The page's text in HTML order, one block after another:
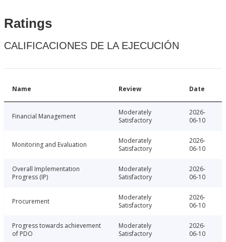
Ratings
CALIFICACIONES DE LA EJECUCIÓN
Name Review Date
Financial Management
Moderately
Satisfactory
2026-
06-10
Monitoring and Evaluation
Moderately
Satisfactory
2026-
06-10
Overall Implementation
Progress (IP)
Moderately
Satisfactory
2026-
06-10
Procurement
Moderately
Satisfactory
2026-
06-10
Progress towards achievement
of PDO
Moderately
Satisfactory
2026-
06-10